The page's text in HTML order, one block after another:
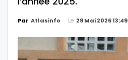
Par Atlasinfo Le 29 Mai 2026 13:49